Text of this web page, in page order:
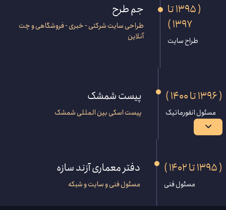
( 1395 تا
1397 )
طراح سایت
جم طرح
طراحی سایت شرکتی - خبری - فروشگاهی و چت
آنلاین
( 1396 تا 1400 )
مسئول انفورماتیک
پیست شمشک
پیست اسکی بین المللی شمشک
( 1395 تا 1402 )
مسئول فنی
دفتر معماری آزند سازه
مسئول فنی و سایت و شبکه